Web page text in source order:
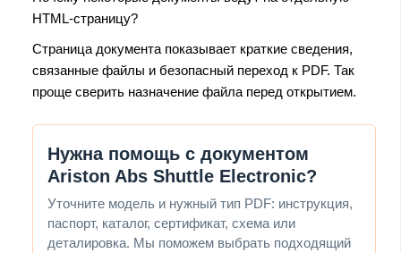
HTML-страницу?
Страница документа показывает краткие сведения,
связанные файлы и безопасный переход к PDF. Так
проще сверить назначение файла перед открытием.
Нужна помощь с документом
Ariston Abs Shuttle Electronic?
Уточните модель и нужный тип PDF: инструкция,
паспорт, каталог, сертификат, схема или
деталировка. Мы поможем выбрать подходящий